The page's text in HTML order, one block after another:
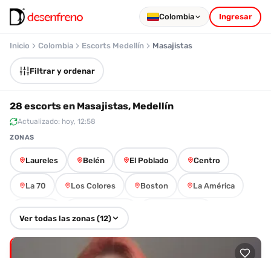
Colombia Ingresar
Inicio Colombia Escorts Medellín Masajistas
Filtrar y ordenar
28 escorts en Masajistas, Medellín
Actualizado: hoy, 12:58
ZONAS
Laureles Belén El Poblado Centro
La 70 Los Colores Boston La América
Estadio Prado Centro
Las Palmas
Ver todas las zonas (12)